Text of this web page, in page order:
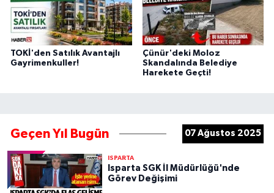
TOKİ'den Satılık Avantajlı
Gayrimenkuller!
Çünür'deki Moloz
Skandalında Belediye
Harekete Geçti!
Geçen Yıl Bugün 07 Ağustos 2025
ISPARTA
Isparta SGK İl Müdürlüğü'nde
Görev Değişimi